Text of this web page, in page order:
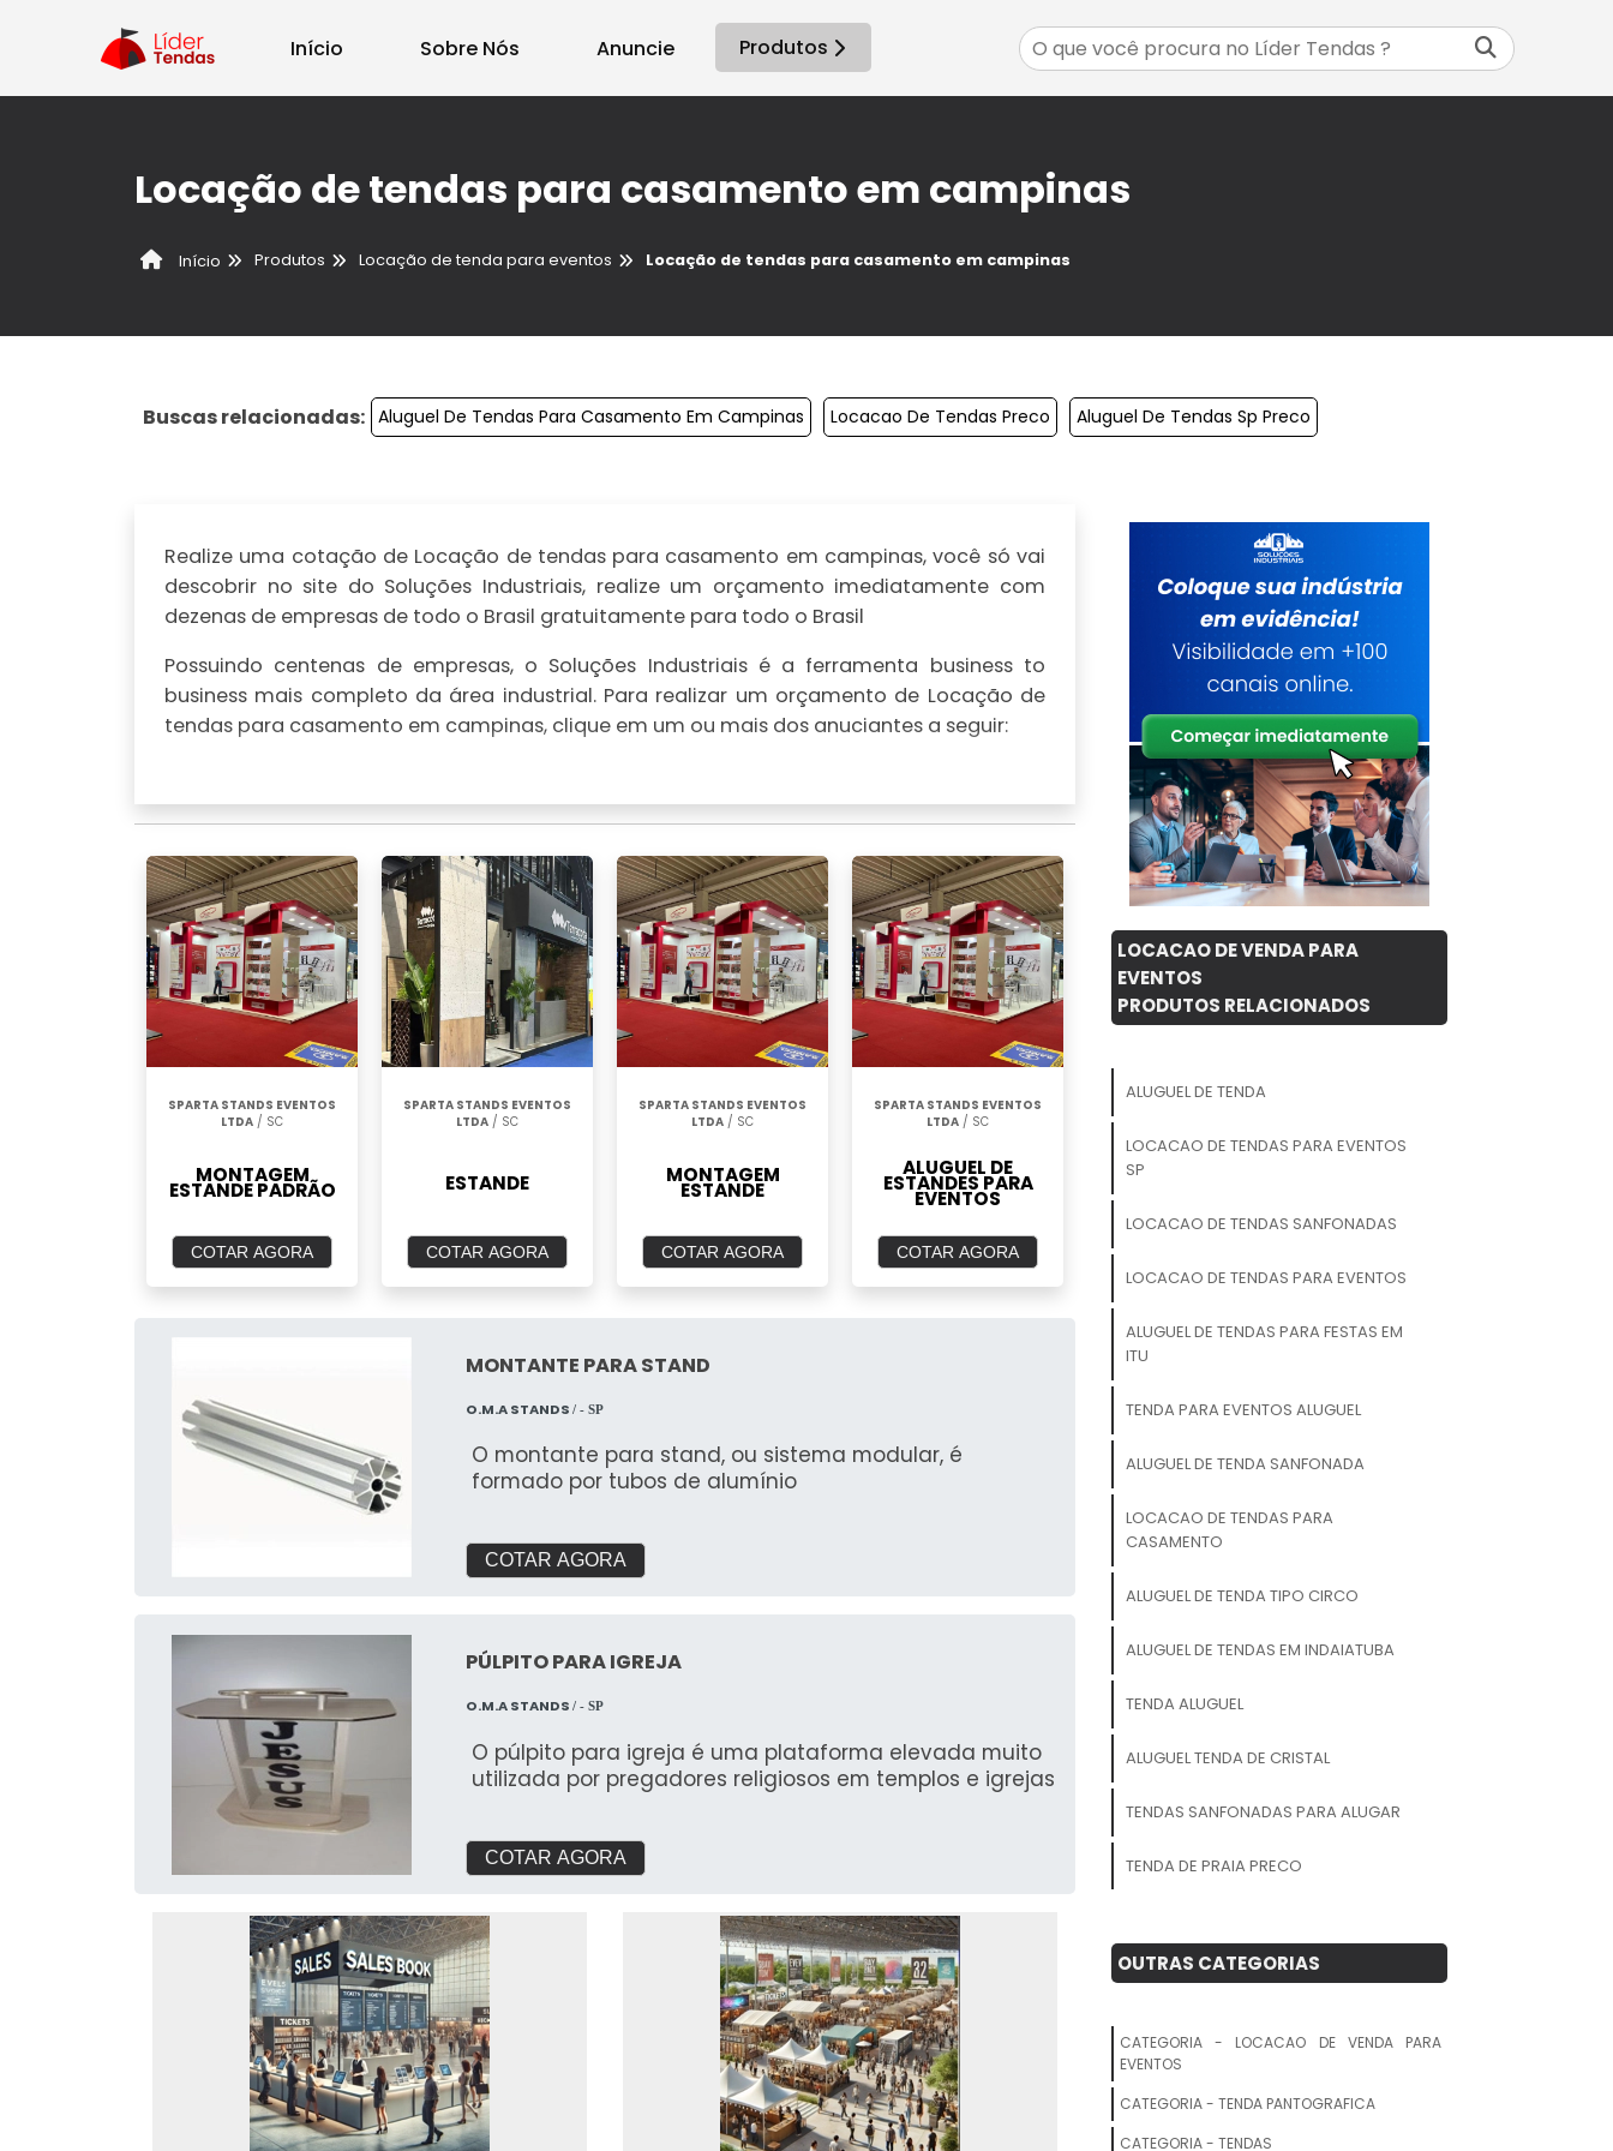
Início Sobre Nós Anuncie Produtos
Locação de tendas para casamento em campinas
Início Produtos Locação de tenda para eventos Locação de tendas para casamento em campinas
Buscas relacionadas: Aluguel De Tendas Para Casamento Em Campinas Locacao De Tendas Preco Aluguel De Tendas Sp Preco
Realize uma cotação de Locação de tendas para casamento em campinas, você só vai
descobrir no site do Soluções Industriais, realize um orçamento imediatamente com
dezenas de empresas de todo o Brasil gratuitamente para todo o Brasil
Possuindo centenas de empresas, o Soluções Industriais é a ferramenta business to
business mais completo da área industrial. Para realizar um orçamento de Locação de
tendas para casamento em campinas, clique em um ou mais dos anuciantes a seguir:
SPARTA STANDS EVENTOS
LTDA / SC
MONTAGEM
ESTANDE PADRÃO
COTAR AGORA
SPARTA STANDS EVENTOS
LTDA / SC
ESTANDE
COTAR AGORA
SPARTA STANDS EVENTOS
LTDA / SC
MONTAGEM
ESTANDE
COTAR AGORA
SPARTA STANDS EVENTOS
LTDA / SC
ALUGUEL DE
ESTANDES PARA
EVENTOS
COTAR AGORA
MONTANTE PARA STAND
O.M.A STANDS/ - SP
O montante para stand, ou sistema modular, é
formado por tubos de alumínio
COTAR AGORA
PÚLPITO PARA IGREJA
O.M.A STANDS/ - SP
O púlpito para igreja é uma plataforma elevada muito
utilizada por pregadores religiosos em templos e igrejas
COTAR AGORA
LOCACAO DE VENDA PARA
EVENTOS
PRODUTOS RELACIONADOS
ALUGUEL DE TENDA
LOCACAO DE TENDAS PARA EVENTOS
SP
LOCACAO DE TENDAS SANFONADAS
LOCACAO DE TENDAS PARA EVENTOS
ALUGUEL DE TENDAS PARA FESTAS EM
ITU
TENDA PARA EVENTOS ALUGUEL
ALUGUEL DE TENDA SANFONADA
LOCACAO DE TENDAS PARA
CASAMENTO
ALUGUEL DE TENDA TIPO CIRCO
ALUGUEL DE TENDAS EM INDAIATUBA
TENDA ALUGUEL
ALUGUEL TENDA DE CRISTAL
TENDAS SANFONADAS PARA ALUGAR
TENDA DE PRAIA PRECO
LOCACAO DE TENDAS PARA FESTAS
BALCAO
OUTRAS CATEGORIAS
CATEGORIA - LOCACAO DE VENDA PARA
EVENTOS
CATEGORIA - TENDA PANTOGRAFICA
CATEGORIA - TENDAS